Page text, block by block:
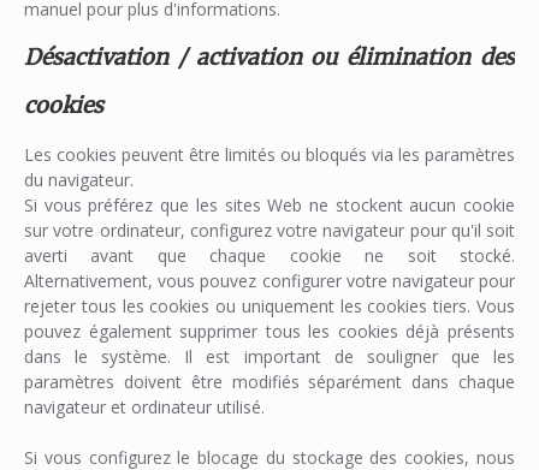
manuel pour plus d'informations.
Désactivation / activation ou élimination des
cookies
Les cookies peuvent être limités ou bloqués via les paramètres
du navigateur.
Si vous préférez que les sites Web ne stockent aucun cookie
sur votre ordinateur, configurez votre navigateur pour qu'il soit
averti avant que chaque cookie ne soit stocké.
Alternativement, vous pouvez configurer votre navigateur pour
rejeter tous les cookies ou uniquement les cookies tiers. Vous
pouvez également supprimer tous les cookies déjà présents
dans le système. Il est important de souligner que les
paramètres doivent être modifiés séparément dans chaque
navigateur et ordinateur utilisé.
Si vous configurez le blocage du stockage des cookies, nous